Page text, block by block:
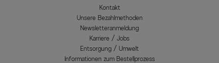
Kontakt
Unsere Bezahlmethoden
Newsletteranmeldung
Karriere / Jobs
Entsorgung / Umwelt
Informationen zum Bestellprozess